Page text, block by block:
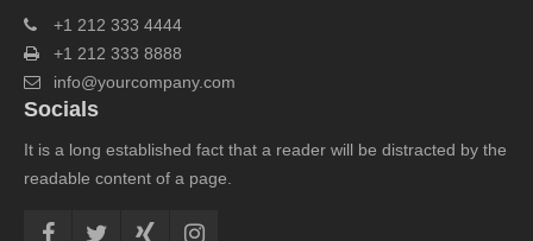
+1 212 333 4444
+1 212 333 8888
info@yourcompany.com
Socials
It is a long established fact that a reader will be distracted by the
readable content of a page.